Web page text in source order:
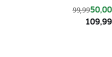
99,9950,00
109,99